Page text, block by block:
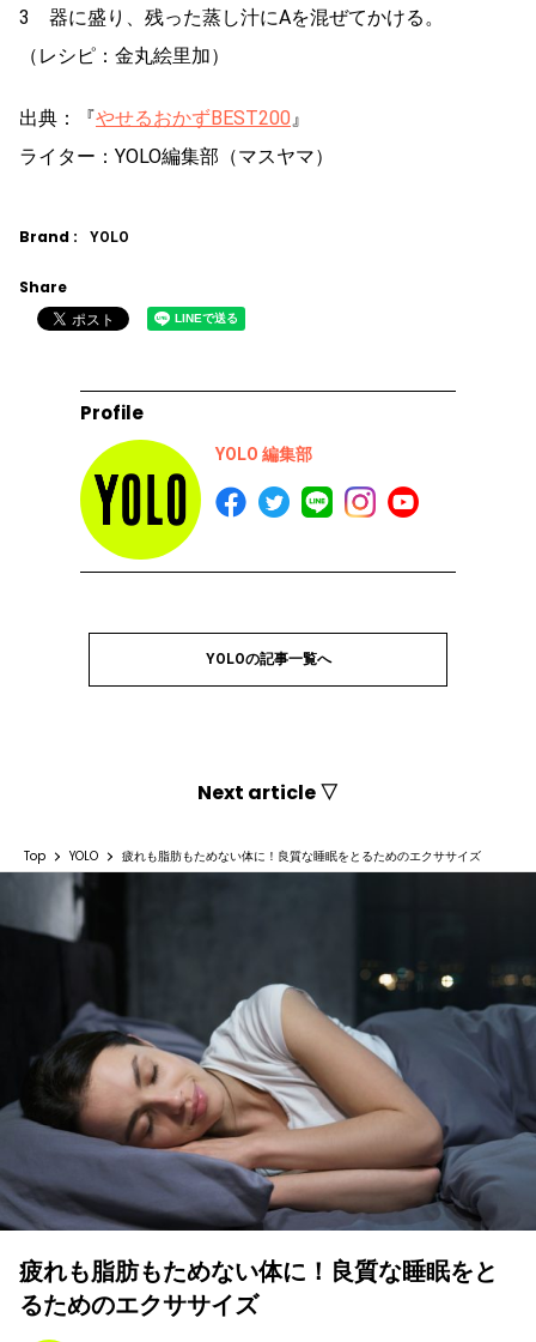
3 器に盛り、残った蒸し汁にAを混ぜてかける。
（レシピ：金丸絵里加）
出典：『やせるおかずBEST200 』
ライター：YOLO編集部（マスヤマ）
Brand : YOLO
Share
Profile
YOLO 編集部
YOLOの記事一覧へ
Next article ▽
Top YOLO 疲れも脂肪もためない体に！良質な睡眠をとるためのエクササイズ
疲れも脂肪もためない体に！良質な睡眠をと
るためのエクササイズ